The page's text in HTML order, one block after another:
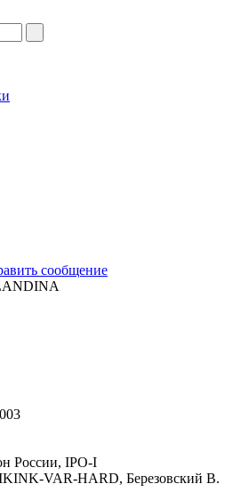
сообщение
России, IPO-I
VAR-HARD, Березовский В.